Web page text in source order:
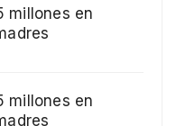
millones en
millones en